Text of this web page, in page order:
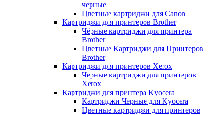
черные
Цветные картриджи для Сanon
Картриджи для принтеров Brother
Чёрные картриджи для принтера
Brother
Цветные Картриджи для Принтеров
Brother
Картриджи для принтеров Xerox
Черные картриджи для принтеров
Xerox
Картриджи для принтера Kyocera
Картриджи Черные для Kyocera
Цветные картриджи для принтеров